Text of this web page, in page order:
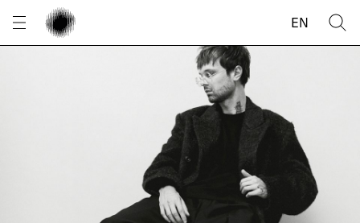
EN
Panneau de gestion des cookies